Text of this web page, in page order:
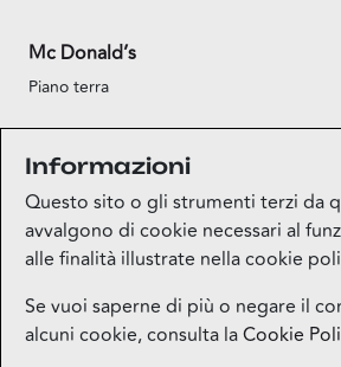
Mc Donald’s
Piano terra
Medi-market
Piano terra
Mila Beauty Lounge
Piano terra
Informazioni
Questo sito o gli strumenti terzi da
avvalgono di cookie necessari al
alle finalità illustrate nella cookie
Se vuoi saperne di più o negare il
alcuni cookie, consulta laCookie